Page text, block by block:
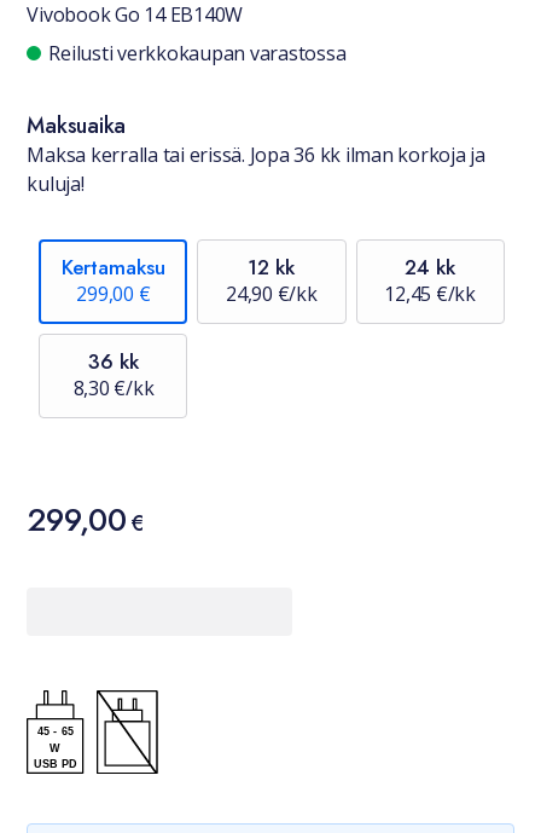
Vivobook Go 14 EB140W
Saatavuustiedot
Reilusti verkkokaupan varastossa
Maksuaika
Maksa kerralla tai erissä. Jopa 36 kk ilman korkoja ja
kuluja!
Kertamaksu
299,00 €
12 kk
24,90 €/kk
24 kk
12,45 €/kk
36 kk
8,30 €/kk
Hinta
299,00 €
299,00€
45 - 65
W
USB PD